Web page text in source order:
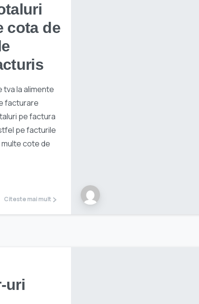
cota de
la alimente
facturare
pe factura
pe facturile
cote de
Citeste mai mult
uri